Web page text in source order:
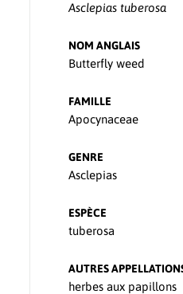
Asclepias tuberosa
NOM ANGLAIS
Butterfly weed
FAMILLE
Apocynaceae
GENRE
Asclepias
ESPÈCE
tuberosa
AUTRES
herbes aux papillons